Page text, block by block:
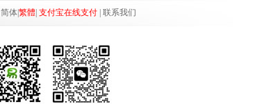
简体繁體 支付宝在线支付 联系我们